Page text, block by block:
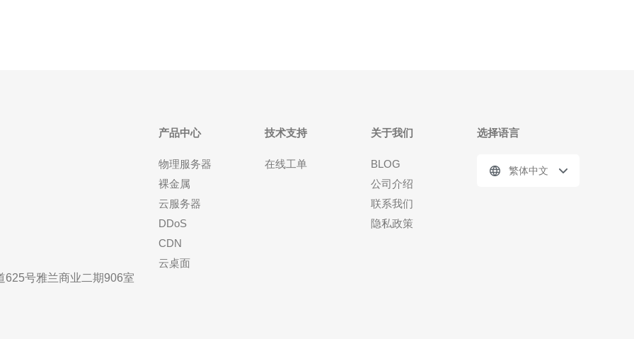
625号雅兰商业二期906室
产品中心
物理服务器
裸金属
云服务器
DDoS
CDN
云桌面
技术支持
在线工单
关于我们
BLOG
公司介绍
联系我们
隐私政策
选择语言
繁体中文